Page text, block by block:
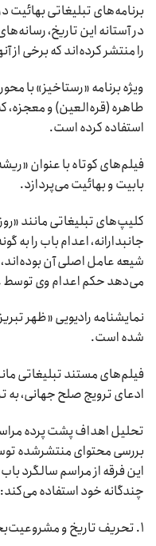
برنامه‌های تبلیغاتی بهائیت
در آستانه این تاریخ،
را منتشر کرده‌اند که برخی از
ویژه برنامه «رستاخیز» با
طاهره (قره‌العین) و معجزه،
استفاده کرده است.
فیلم‌های کوتاه با عنوان
بابیت و بهائیت می‌پردازد.
کلیپ‌های تبلیغاتی مانند
جانبدارانه، اعدام باب را
شیعه عامل اصلی آن
می‌دهد حکم اعدام وی
نمایشنامه رادیویی «ظهر
شده است.
فیلم‌های مستند تبلیغاتی
ادعای ترویج صلح جهانی، به
تحلیل اهداف پشت پرده
بررسی محتوای منتشرشده
این فرقه از مراسم سالگرد
چندگانه خود استفاده می‌کند:
۱. تحریف تاریخ و مشروعیت‌بخشی به فرقه